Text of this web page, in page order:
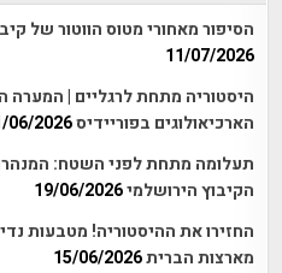
הסיפור מאחורי מטוס הווטור של
11/07/2026
היסטוריה מתחת לרגליים |
הארכיאולוגים בפוריידיס06/2026
תעלומה מתחת לפני השטח:
הקיבוץ הירושלמי19/06/2026
החזירו את ההיסטוריה! מטבעות
מארצות הברית15/06/2026